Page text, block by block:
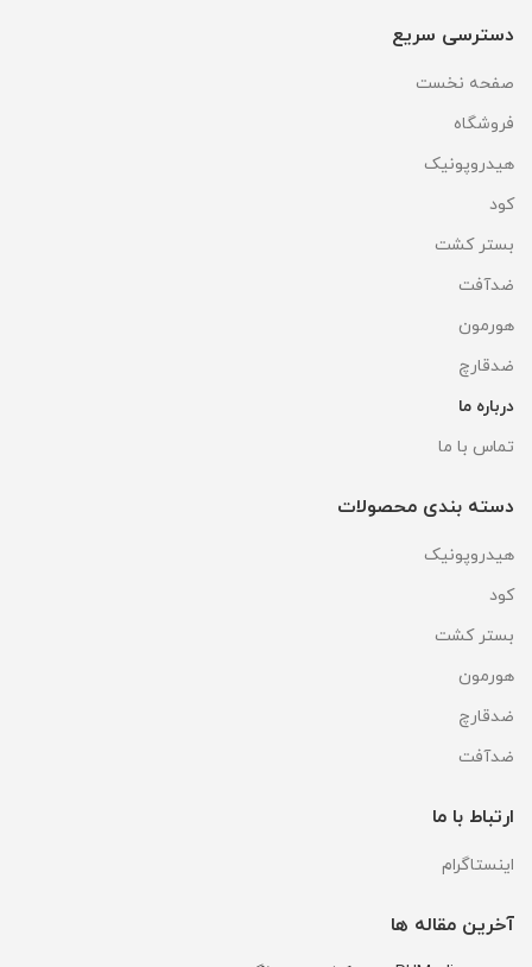
دسترسی سریع
صفحه نخست
فروشگاه
هیدروپونیک
کود
بستر کشت
ضدآفت
هورمون
ضدقارچ
درباره ما
تماس با ما
دسته بندی محصولات
هیدروپونیک
کود
بستر کشت
هورمون
ضدقارچ
ضدآفت
ارتباط با ما
اینستاگرام
آخرین مقاله ها